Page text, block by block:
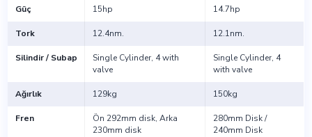
Güç 15hp 14.7hp
Tork 12.4nm. 12.1nm.
Silindir / Subap
Single Cylinder, 4 with
valve
Single Cylinder, 4
with valve
Ağırlık 129kg 150kg
Fren
Ön 292mm disk, Arka
230mm disk
280mm Disk /
240mm Disk